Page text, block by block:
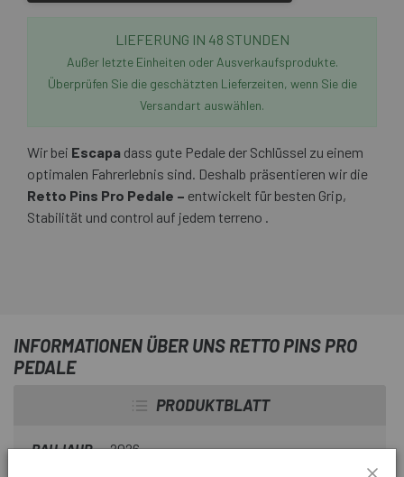
LIEFERUNG IN 48 STUNDEN
Außer letzte Einheiten oder Ausverkaufsprodukte.
Überprüfen Sie die geschätzten Lieferzeiten, wenn Sie die
Versandart auswählen.
Wir bei Escapa dass gute Pedale der Schlüssel zu einem
optimalen Fahrerlebnis sind. Deshalb präsentieren wir die
Retto Pins Pro Pedale – entwickelt für besten Grip,
Stabilität und control auf jedem terreno .
INFORMATIONEN ÜBER UNS RETTO PINS PRO
PEDALE
PRODUKTBLATT
BAUJAHR 2026